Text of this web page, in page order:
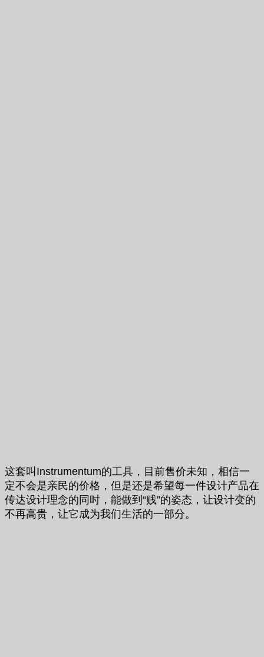
这套叫Instrumentum的工具，目前售价未知，相信一
定不会是亲民的价格，但是还是希望每一件设计产品在
传达设计理念的同时，能做到“贱”的姿态，让设计变的
不再高贵，让它成为我们生活的一部分。